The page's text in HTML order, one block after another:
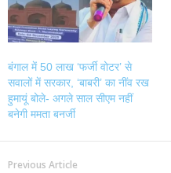
बंगाल में 50 लाख ‘फर्जी वोटर’ से
सवालों में सरकार, ‘बाबरी’ का नींव रख
हुमायूं बोले- अगले साल सीएम नहीं
बनेगी ममता बनर्जी
Previous Article